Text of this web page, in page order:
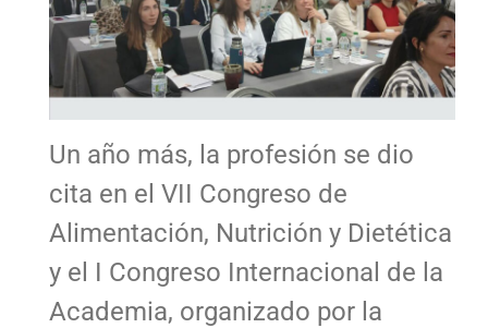
Un año más, la profesión se dio
cita en el VII Congreso de
Alimentación, Nutrición y Dietética
y el I Congreso Internacional de la
Academia, organizado por la